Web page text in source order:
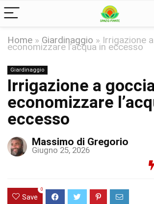
Home » Giardinaggio » Irrigazione
economizzare l’acqua in eccesso
Giardinaggio
Irrigazione a
economizzare
eccesso
Massimo di Gregorio
Giugno 25, 2026
Save
0